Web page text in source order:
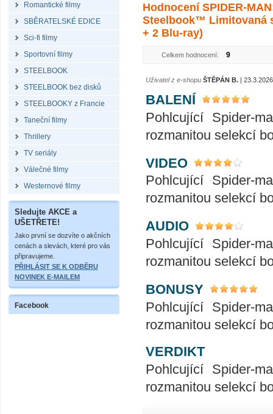
Romantické filmy
SBĚRATELSKÉ EDICE
Sci-fi filmy
Sportovní filmy
STEELBOOK
STEELBOOK bez disků
STEELBOOKY z Francie
Taneční filmy
Thrillery
TV seriály
Válečné filmy
Westernové filmy
Sledujte AKCE a
UŠETŘETE!
Jako první se dozvíte o akčních
cenách a slevách, které pro vás
připravujeme.
PŘIHLÁSIT SE K ODBĚRU
NOVINEK E-MAILEM
Facebook
Hodnocení SPIDER-
Steelbook™ Limitovaná
+ 2 Blu-ray)
Celkem hodnocení: 9
Uživatel z e-shopu ŠTĚPÁN B. |
BALENÍ
Pohlcující Spider-
rozmanitou selekcí
VIDEO
Pohlcující Spider-
rozmanitou selekcí
AUDIO
Pohlcující Spider-
rozmanitou selekcí
BONUSY
Pohlcující Spider-
rozmanitou selekcí
VERDIKT
Pohlcující Spider-
rozmanitou selekcí